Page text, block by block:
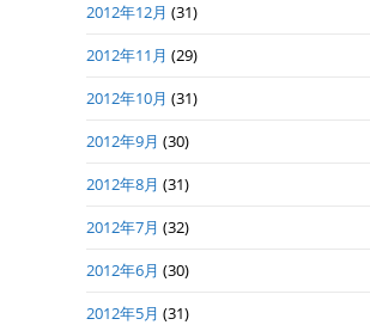
2012年12月 (31)
2012年11月 (29)
2012年10月 (31)
2012年9月 (30)
2012年8月 (31)
2012年7月 (32)
2012年6月 (30)
2012年5月 (31)